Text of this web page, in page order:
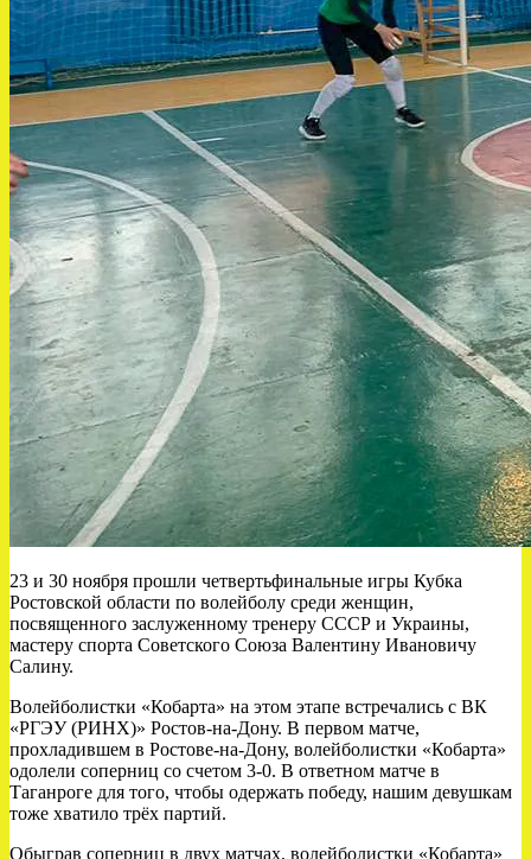
23 и 30 ноября прошли четвертьфинальные игры Кубка
Ростовской области по волейболу среди женщин,
посвященного заслуженному тренеру СССР и Украины,
мастеру спорта Советского Союза Валентину Ивановичу
Салину.
Волейболистки «Кобарта» на этом этапе встречались с ВК
«РГЭУ (РИНХ)» Ростов-на-Дону. В первом матче,
прохладившем в Ростове-на-Дону, волейболистки «Кобарта»
одолели соперниц со счетом 3-0. В ответном матче в
Таганроге для того, чтобы одержать победу, нашим девушкам
тоже хватило трёх партий.
Обыграв соперниц в двух матчах, волейболистки «Кобарта»